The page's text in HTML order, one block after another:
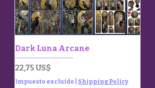
Dark Luna Arcane
Precio
22,75 US$
Impuesto excluido Shipping Policy